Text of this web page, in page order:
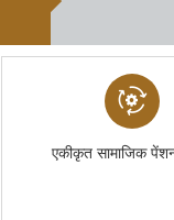
एकीकृत सामाजिक